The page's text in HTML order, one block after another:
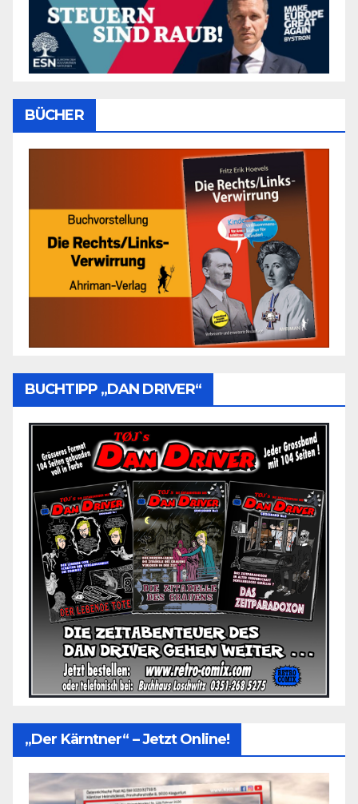
BÜCHER
BUCHTIPP „DAN DRIVER“
„Der Kärntner“ – Jetzt Online!